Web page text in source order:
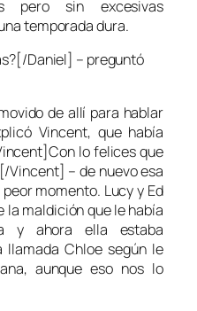
pero sin excesivas
temporada dura.
Daniel] – preguntó
de allí para hablar
Vincent, que había
lo felices que
Vincent] – de nuevo esa
momento. Lucy y Ed
la maldición que le había
y ahora ella estaba
llamada Chloe según le
aunque eso nos lo